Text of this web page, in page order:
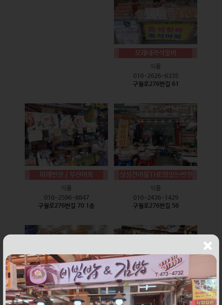
모래내즉석핫바
식품
010-2626-6335
구월로276번길 61
미래반찬 / 부산어묵
식품
010-2596-8847
구월로276번길 70 1층
싱싱건어물THE맛있는반찬
식품
010-2436-1429
구월로276번길 56
웰빙즉석손두부 윤하네건어물